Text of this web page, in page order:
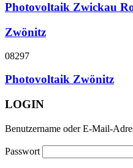
Photovoltaik Zwickau
Zwönitz
08297
Photovoltaik Zwönitz
LOGIN
Benutzername oder E-Mail-
Passwort